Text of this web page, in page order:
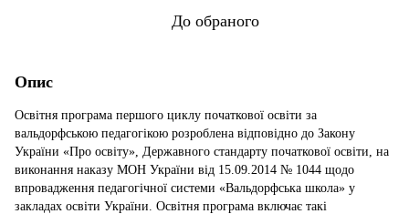
До обраного
Опис
Освітня програма першого циклу початкової освіти за
вальдорфською педагогікою розроблена відповідно до Закону
України «Про освіту», Державного стандарту початкової освіти, на
виконання наказу МОН України від 15.09.2014 № 1044 щодо
впровадження педагогічної системи «Вальдорфська школа» у
закладах освіти України. Освітня програма включає такі